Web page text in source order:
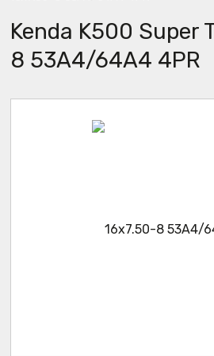
Kenda K500 Super
8 53A4/64A4 4PR